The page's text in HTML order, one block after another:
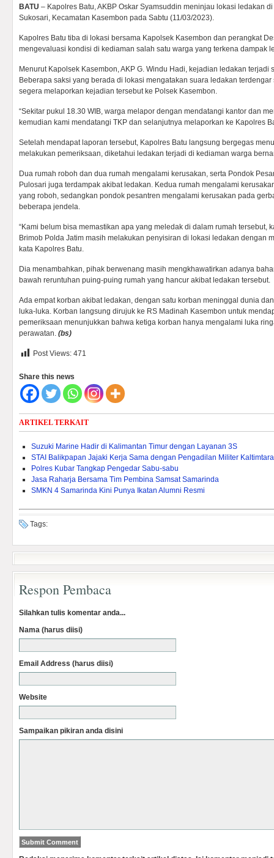
BATU – Kapolres Batu, AKBP Oskar Syamsuddin meninjau lokasi ledakan
Sukosari, Kecamatan Kasembon pada Sabtu (11/03/2023).
Kapolres Batu tiba di lokasi bersama Kapolsek Kasembon dan perangkat
mengevaluasi kondisi di kediaman salah satu warga yang terkena dampak
Menurut Kapolsek Kasembon, AKP G. Windu Hadi, kejadian ledakan terjadi
Beberapa saksi yang berada di lokasi mengatakan suara ledakan
segera melaporkan kejadian tersebut ke Polsek Kasembon.
“Sekitar pukul 18.30 WIB, warga melapor dengan mendatangi kantor dan
kemudian kami mendatangi TKP dan selanjutnya melaporkan ke Kapolres
Setelah mendapat laporan tersebut, Kapolres Batu langsung bergegas
melakukan pemeriksaan, diketahui ledakan terjadi di kediaman warga
Dua rumah roboh dan dua rumah mengalami kerusakan, serta Pondok
Pulosari juga terdampak akibat ledakan. Kedua rumah mengalami
yang roboh, sedangkan pondok pesantren mengalami kerusakan pada
beberapa jendela.
“Kami belum bisa memastikan apa yang meledak di dalam rumah tersebut,
Brimob Polda Jatim masih melakukan penyisiran di lokasi ledakan dengan
kata Kapolres Batu.
Dia menambahkan, pihak berwenang masih mengkhawatirkan adanya
bawah reruntuhan puing-puing rumah yang hancur akibat ledakan tersebut.
Ada empat korban akibat ledakan, dengan satu korban meninggal dunia
luka-luka. Korban langsung dirujuk ke RS Madinah Kasembon untuk
pemeriksaan menunjukkan bahwa ketiga korban hanya mengalami luka
perawatan. (bs)
Post Views: 471
Share this news
ARTIKEL TERKAIT
Suzuki Marine Hadir di Kalimantan Timur dengan Layanan 3S
STAI Balikpapan Jajaki Kerja Sama dengan Pengadilan Militer Kaltimtara
Polres Kubar Tangkap Pengedar Sabu-sabu
Jasa Raharja Bersama Tim Pembina Samsat Samarinda
SMKN 4 Samarinda Kini Punya Ikatan Alumni Resmi
Tags:
Respon Pembaca
Silahkan tulis komentar anda...
Nama (harus diisi)
Email Address (harus diisi)
Website
Sampaikan pikiran anda disini